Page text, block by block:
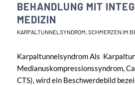
BEHANDLUNG MIT
MEDIZIN
KARPALTUNNELSYNDROM, SCHMERZEN IM
Karpaltunnelsyndrom Als
Medianuskompressionssyndrom,
CTS), wird ein Beschwerdebild